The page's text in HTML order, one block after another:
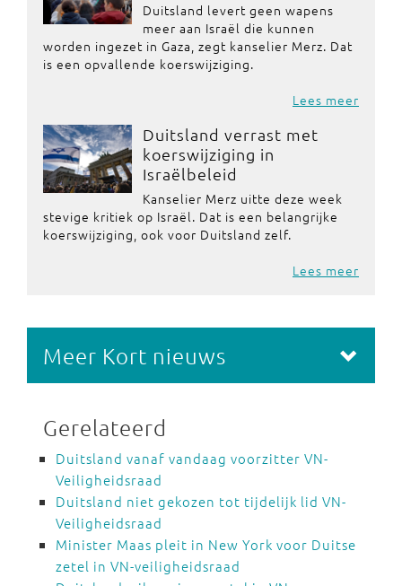
Duitsland levert geen wapens
meer aan Israël die kunnen
worden ingezet in Gaza, zegt kanselier Merz. Dat
is een opvallende koerswijziging.
Lees meer
Duitsland verrast met
koerswijziging in
Israëlbeleid
Kanselier Merz uitte deze week
stevige kritiek op Israël. Dat is een belangrijke
koerswijziging, ook voor Duitsland zelf.
Lees meer
Meer Kort nieuws
Gerelateerd
Duitsland vanaf vandaag voorzitter VN-
Veiligheidsraad
Duitsland niet gekozen tot tijdelijk lid VN-
Veiligheidsraad
Minister Maas pleit in New York voor Duitse
zetel in VN-veiligheidsraad